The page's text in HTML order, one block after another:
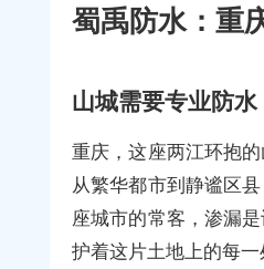
蜀禹防水：重
山城需要专业防
重庆，这座两江环抱
从繁华都市到静谧区
座城市的常客，渗漏
护着这片土地上的每一